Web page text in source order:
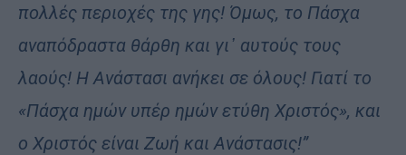
πολλές περιοχές της γης! Όμως, το Πάσχα
αναπόδραστα θάρθη και γι᾽ αυτούς τους
λαούς! Η Ανάστασι ανήκει σε όλους! Γιατί το
«Πάσχα ημών υπέρ ημών ετύθη Χριστός», και
ο Χριστός είναι Ζωή και Ανάστασις!”